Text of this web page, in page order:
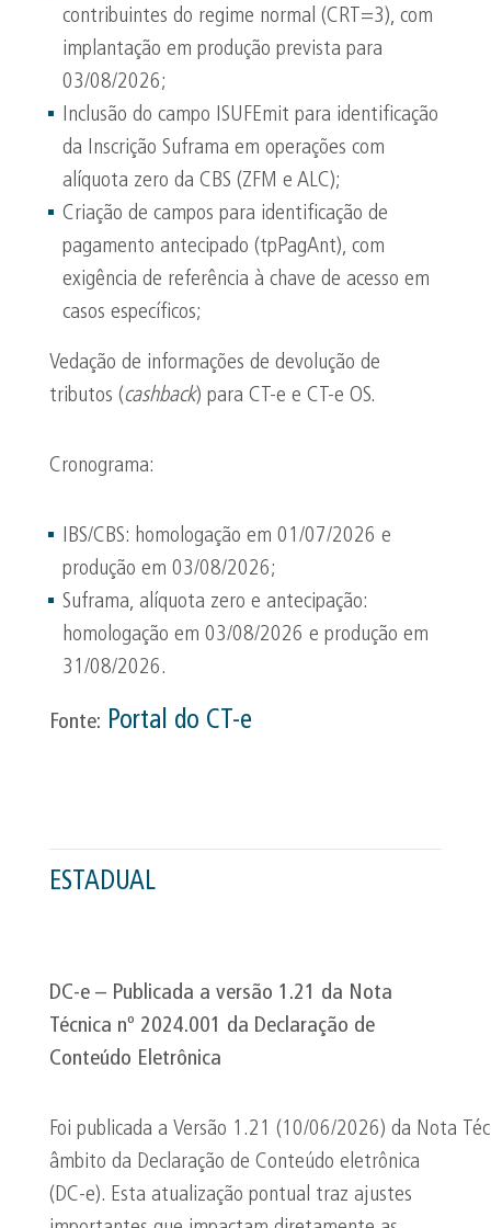
contribuintes do regime normal (CRT=3), com
implantação em produção prevista para
03/08/2026;
Inclusão do campo ISUFEmit para identificação
da Inscrição Suframa em operações com
alíquota zero da CBS (ZFM e ALC);
Criação de campos para identificação de
pagamento antecipado (tpPagAnt), com
exigência de referência à chave de acesso em
casos específicos;
Vedação de informações de devolução de
tributos (cashback) para CT-e e CT-e OS.
Cronograma:
IBS/CBS: homologação em 01/07/2026 e
produção em 03/08/2026;
Suframa, alíquota zero e antecipação:
homologação em 03/08/2026 e produção em
31/08/2026.
Fonte: Portal do CT-e
ESTADUAL
DC-e – Publicada a versão 1.21 da Nota
Técnica nº 2024.001 da Declaração de
Conteúdo Eletrônica
Foi publicada a Versão 1.21 (10/06/2026) da Nota
âmbito da Declaração de Conteúdo eletrônica
(DC-e). Esta atualização pontual traz ajustes